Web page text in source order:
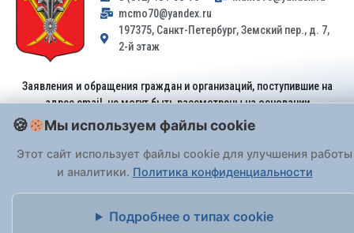
mcmo70@yandex.ru
197375, Санкт-Петербург, Земский пер., д. 7,
2-й этаж
Заявления и обращения граждан и организаций, поступившие на
адрес email, не могут быть рассмотрены на основании
Федерального закона от 02.05.2006 № 59-ФЗ
принимаются только: по почте, через
или лично при предъявлении паспорта.
На Сайте действуетПолитика обработки персональных данных.
Мы используем файлы cookie
Этот сайт использует файлы cookie для улучшения работы
и аналитики. Политика конфиденциальности
Подробнее о типах cookie